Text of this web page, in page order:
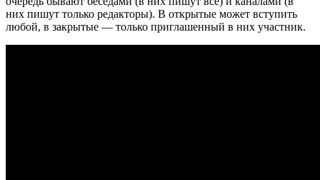
них пишут только редакторы). В открытые может вступить
любой, в закрытые — только приглашенный в них участник.